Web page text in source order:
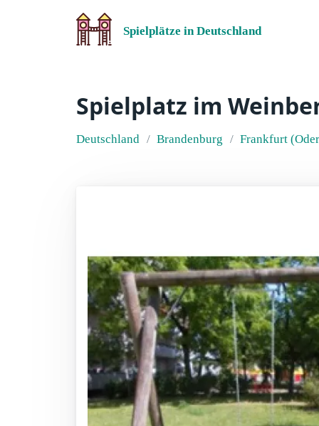
Spielplätze in Deutschland
Spielplatz im
Deutschland Brandenburg Frankfurt